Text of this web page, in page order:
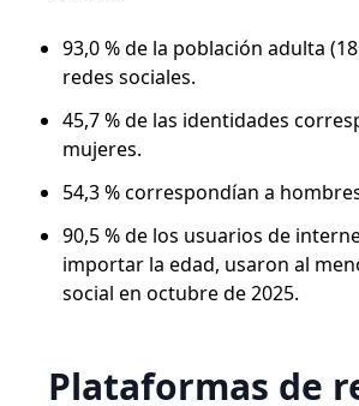
93,0 % de la población adulta
redes sociales.
45,7 % de las identidades
mujeres.
54,3 % correspondían a
90,5 % de los usuarios de
importar la edad, usaron al
social en octubre de 2025.
Plataformas de